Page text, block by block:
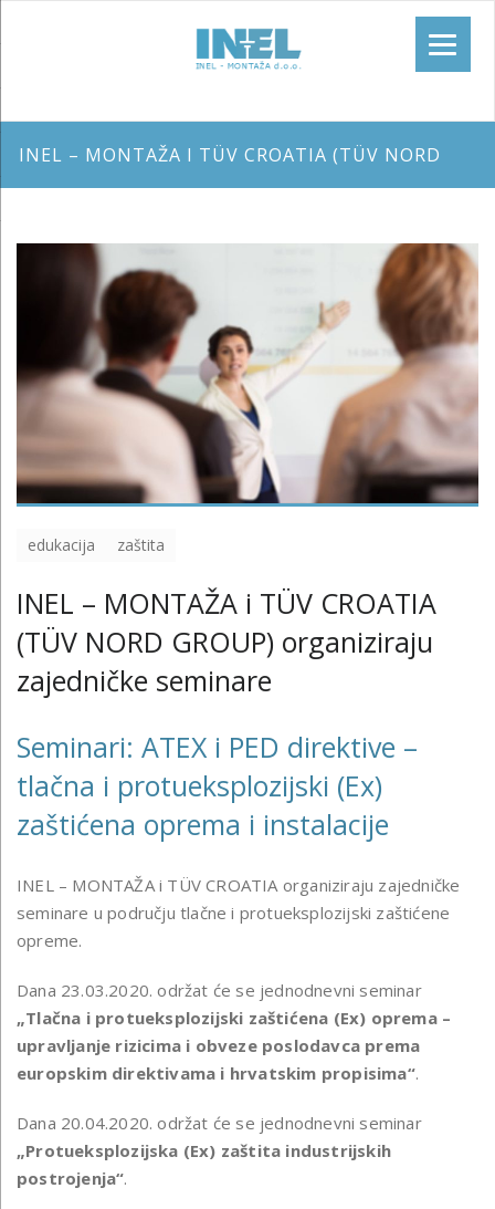
INEL – MONTAŽA I TÜV CROATIA (TÜV NORD
edukacija zaštita
INEL – MONTAŽA i TÜV CROATIA
(TÜV NORD GROUP) organiziraju
zajedničke seminare
Seminari: ATEX i PED direktive –
tlačna i protueksplozijski (Ex)
zaštićena oprema i instalacije
INEL – MONTAŽA i TÜV CROATIA organiziraju zajedničke
seminare u području tlačne i protueksplozijski zaštićene
opreme.
Dana 23.03.2020. održat će se jednodnevni seminar
„Tlačna i protueksplozijski zaštićena (Ex) oprema –
upravljanje rizicima i obveze poslodavca prema
europskim direktivama i hrvatskim propisima“.
Dana 20.04.2020. održat će se jednodnevni seminar
„Protueksplozijska (Ex) zaštita industrijskih
postrojenja“.